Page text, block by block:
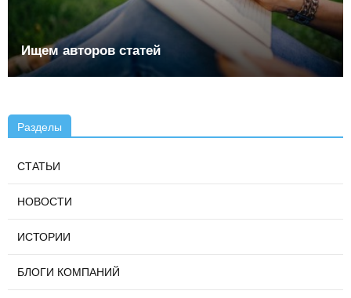
Ищем авторов статей
Разделы
СТАТЬИ
НОВОСТИ
ИСТОРИИ
БЛОГИ КОМПАНИЙ